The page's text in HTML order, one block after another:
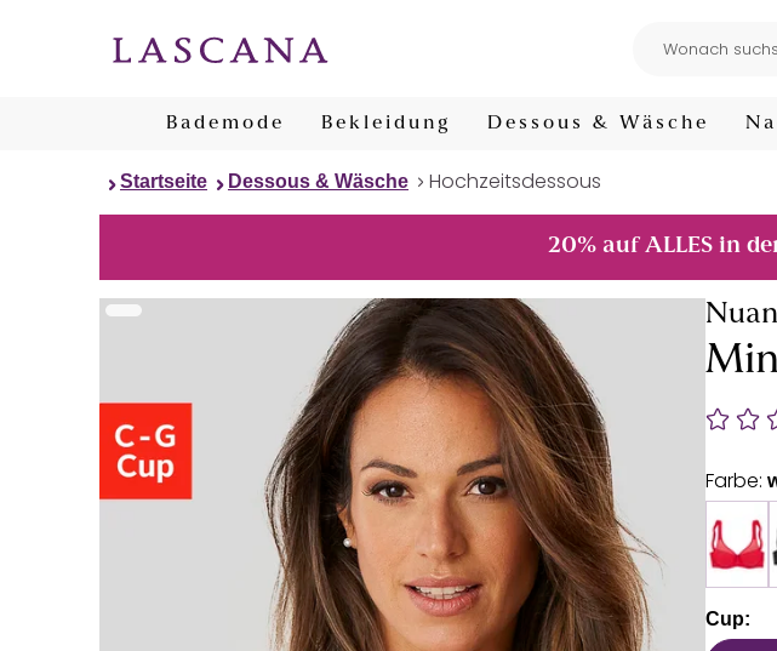
Bademode Bekleidung Dessous & Wäsche
Startseite Dessous & Wäsche Hochzeitsdessous
20% auf ALLES in
Farbe:
Cup: